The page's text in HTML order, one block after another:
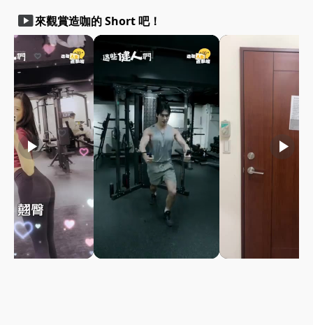
smart_display來觀賞造咖的 Short 吧！
play_arrow play_arrow play_arrow